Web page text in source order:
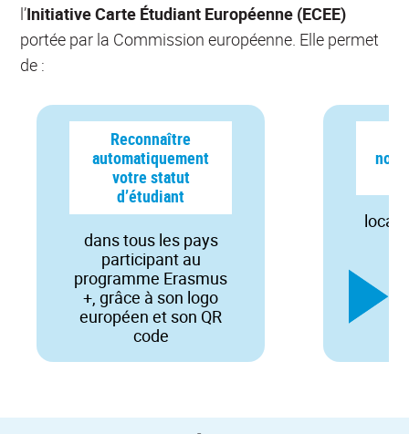
l’Initiative Carte Étudiant Européenne (ECEE)
portée par la Commission européenne. Elle permet
de :
Reconnaître
automatiquement
votre statut
d’étudiant
dans tous les pays
participant au
programme Erasmus
+, grâce à son logo
européen et son QR
code